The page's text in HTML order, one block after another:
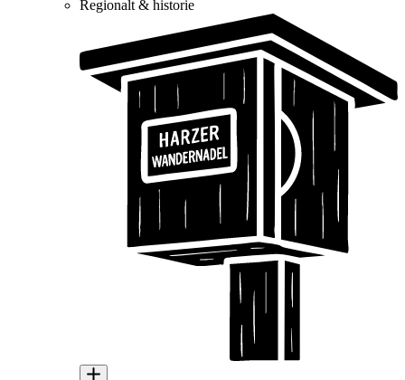
Regionalt & historie